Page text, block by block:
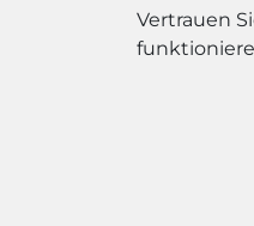
Vertrauen